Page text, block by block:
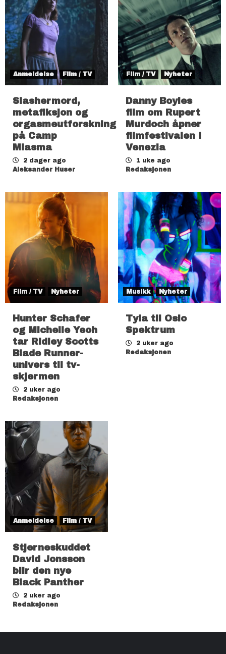
Anmeldelse Film / TV
Slashermord,
metafiksjon og
orgasmeutforskning
på Camp
Miasma
2 dager ago
Aleksander Huser
Film / TV Nyheter
Danny Boyles
film om Rupert
Murdoch åpner
filmfestivalen i
Venezia
1 uke ago
Redaksjonen
Film / TV Nyheter
Hunter Schafer
og Michelle Yeoh
tar Ridley Scotts
Blade Runner-
univers til tv-
skjermen
2 uker ago
Redaksjonen
Musikk Nyheter
Tyla til Oslo
Spektrum
2 uker ago
Redaksjonen
Anmeldelse Film / TV
Stjerneskuddet
David Jonsson
blir den nye
Black Panther
2 uker ago
Redaksjonen